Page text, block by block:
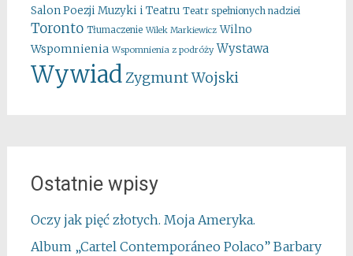
Salon Poezji Muzyki i Teatru Teatr spełnionych nadziei
Toronto Tłumaczenie Wilek Markiewicz Wilno
Wspomnienia Wspomnienia z podróży Wystawa
WywiadZygmunt Wojski
Ostatnie wpisy
Oczy jak pięć złotych. Moja Ameryka.
Album „Cartel Contemporáneo Polaco” Barbary